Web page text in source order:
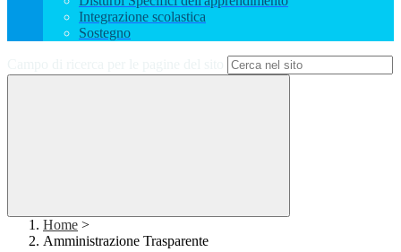
Integrazione scolastica
Sostegno
Home >
Amministrazione Trasparente